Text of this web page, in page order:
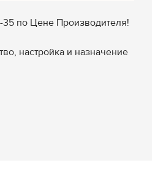
по Цене Производителя!
настройка и назначение